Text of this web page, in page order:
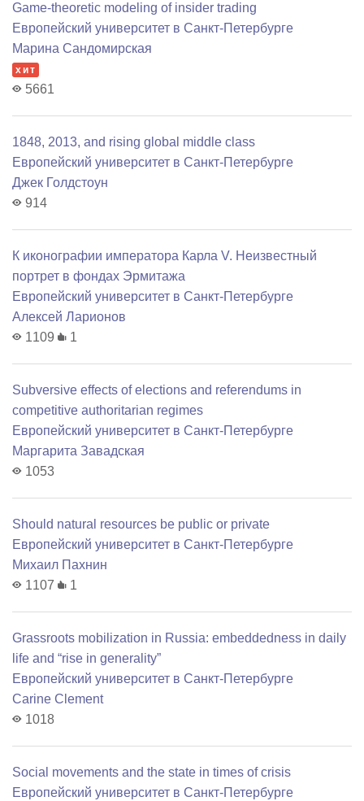
Game-theoretic modeling of insider trading
Европейский университет в Санкт-Петербурге
Марина Сандомирская
хит
5661
1848, 2013, and rising global middle class
Европейский университет в Санкт-Петербурге
Джек Голдстоун
914
К иконографии императора Карла V. Неизвестный
портрет в фондах Эрмитажа
Европейский университет в Санкт-Петербурге
Алексей Ларионов
1109
1
Subversive effects of elections and referendums in
competitive authoritarian regimes
Европейский университет в Санкт-Петербурге
Маргарита Завадская
1053
Should natural resources be public or private
Европейский университет в Санкт-Петербурге
Михаил Пахнин
1107
1
Grassroots mobilization in Russia: embeddedness in daily
life and “rise in generality”
Европейский университет в Санкт-Петербурге
Carine Clement
1018
Social movements and the state in times of crisis
Европейский университет в Санкт-Петербурге